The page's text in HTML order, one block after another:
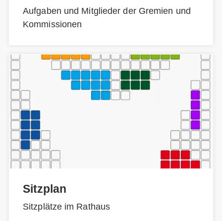
Aufgaben und Mitglieder der Gremien und
Kommissionen
Sitzplan
Sitzplätze im Rathaus